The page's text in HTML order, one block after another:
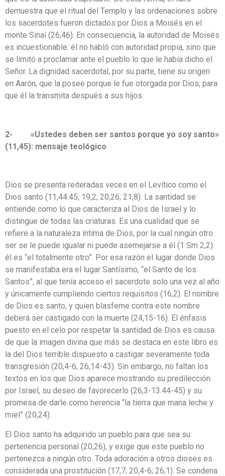
demuestra que el ritual del Templo y las ordenaciones sobre
los sacerdotes fueron dictados por Dios a Moisés en el
monte Sinaí (26,46). En consecuencia, la autoridad de Moisés
es incuestionable: él no habló con autoridad propia, sino que
se limitó a proclamar ante el pueblo lo que le había dicho el
Señor. La dignidad sacerdotal, por su parte, tiene su origen
en Aarón, que la posee porque le fue otorgada por Dios, para
que él la transmita después a sus hijos.
2- «Ustedes deben ser santos porque yo soy santo»
(11,45): mensaje teológico
Dios se presenta reiteradas veces en el Levítico como el
Dios santo (11,44.45; 19,2; 20,26; 21,8). La santidad se
entiende como lo que caracteriza al Dios de Israel y lo
distingue de todas las criaturas. Es una cualidad que se
refiere a la naturaleza íntima de Dios, por la cual ningún otro
ser se le puede igualar ni puede asemejarse a él (1 Sm 2,2):
él es “el totalmente otro”. Por esa razón el lugar donde Dios
se manifestaba era el lugar Santísimo, “el Santo de los
Santos”, al que tenía acceso el sacerdote solo una vez al año
y únicamente cumpliendo ciertos requisitos (16,2). El nombre
de Dios es santo, y quien blasfeme contra este nombre
deberá ser castigado con la muerte (24,15-16). El énfasis
puesto en el celo por respetar la santidad de Dios es causa
de que la imagen divina que más se destaca en este libro es
la del Dios terrible dispuesto a castigar severamente toda
transgresión (20,4-6; 26,14-43). Sin embargo, no faltan los
textos en los que Dios aparece mostrando su predilección
por Israel, su deseo de favorecerlo (26,3-13.44-45) y su
promesa de darle como herencia “la tierra que mana leche y
miel” (20,24).
El Dios santo ha adquirido un pueblo para que sea su
pertenencia personal (20,26), y exige que este pueblo no
pertenezca a ningún otro. Toda adoración a otros dioses es
considerada una prostitución (17,7; 20,4-6; 26,1). Se condena